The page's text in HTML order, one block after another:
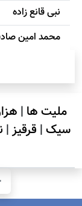
نبی قانع زاده
محمد امين
ملیت ها |
سیک| قرقیز|